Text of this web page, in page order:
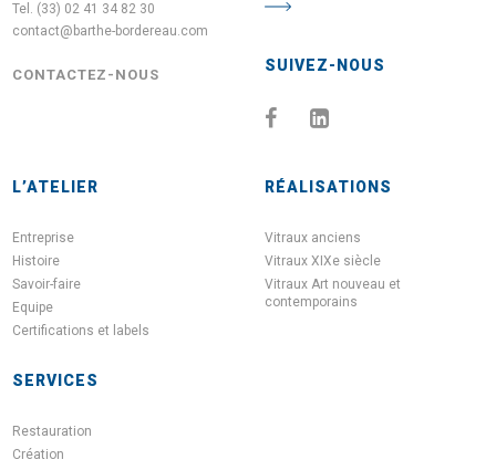
Tel. (33) 02 41 34 82 30
contact@barthe-bordereau.com
CONTACTEZ-NOUS
SUIVEZ-NOUS
L’ATELIER
Entreprise
Histoire
Savoir-faire
Equipe
Certifications et labels
SERVICES
Restauration
Création
RÉALISATIONS
Vitraux anciens
Vitraux XIXe siècle
Vitraux Art nouveau et
contemporains